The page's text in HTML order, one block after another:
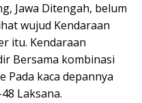
Jawa Ditengah, belum
wujud Kendaraan
itu. Kendaraan
Bersama kombinasi
Pada kaca depannya
Laksana.